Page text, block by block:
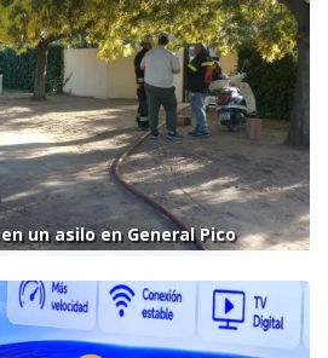
un asilo en General Pico